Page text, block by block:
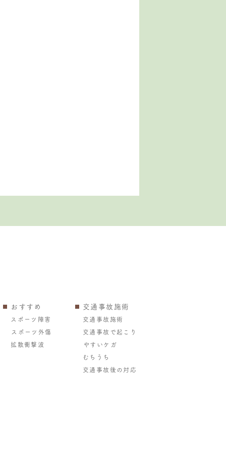
おすすめ
スポーツ障害
スポーツ外傷
拡散衝撃波
交通事故施術
交通事故施術
交通事故で起こり
やすいケガ
むちうち
交通事故後の対応